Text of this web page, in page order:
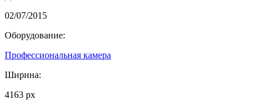
02/07/2015
Оборудование:
Профессиональная камера
Ширина:
4163 px